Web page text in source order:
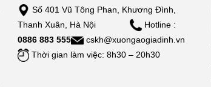
210,000đ
Số 401 Vũ Tông Phan, Khương Đình,
Thanh Xuân, Hà Nội
Hotline :
0886 883 555
cskh@xuongaogiadinh.vn
Thời gian làm việc: 8h30 – 20h30